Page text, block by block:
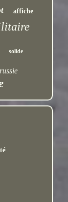
affiche
solide
russie